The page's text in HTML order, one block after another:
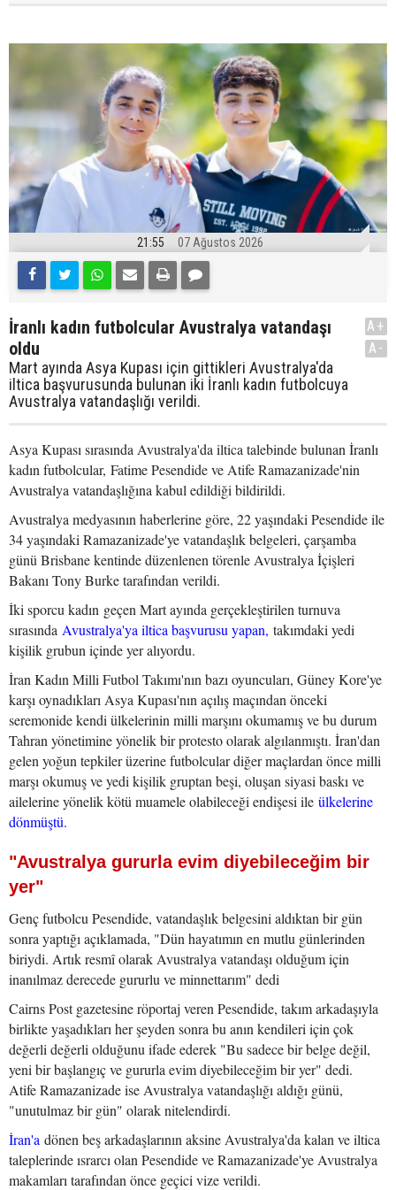
21:55 07 Ağustos 2026
İranlı kadın futbolcular Avustralya vatandaşı
oldu
Mart ayında Asya Kupası için gittikleri Avustralya'da
iltica başvurusunda bulunan iki İranlı kadın futbolcuya
Avustralya vatandaşlığı verildi.
A+
A-
Asya Kupası sırasında Avustralya'da iltica talebinde bulunan İranlı
kadın futbolcular, Fatime Pesendide ve Atife Ramazanizade'nin
Avustralya vatandaşlığına kabul edildiği bildirildi.
Avustralya medyasının haberlerine göre, 22 yaşındaki Pesendide ile
34 yaşındaki Ramazanizade'ye vatandaşlık belgeleri, çarşamba
günü Brisbane kentinde düzenlenen törenle Avustralya İçişleri
Bakanı Tony Burke tarafından verildi.
İki sporcu kadın geçen Mart ayında gerçekleştirilen turnuva
sırasında Avustralya'ya iltica başvurusu yapan, takımdaki yedi
kişilik grubun içinde yer alıyordu.
İran Kadın Milli Futbol Takımı'nın bazı oyuncuları, Güney Kore'ye
karşı oynadıkları Asya Kupası'nın açılış maçından önceki
seremonide kendi ülkelerinin milli marşını okumamış ve bu durum
Tahran yönetimine yönelik bir protesto olarak algılanmıştı. İran'dan
gelen yoğun tepkiler üzerine futbolcular diğer maçlardan önce milli
marşı okumuş ve yedi kişilik gruptan beşi, oluşan siyasi baskı ve
ailelerine yönelik kötü muamele olabileceği endişesi ile ülkelerine
dönmüştü.
"Avustralya gururla evim diyebileceğim bir
yer"
Genç futbolcu Pesendide, vatandaşlık belgesini aldıktan bir gün
sonra yaptığı açıklamada, "Dün hayatımın en mutlu günlerinden
biriydi. Artık resmî olarak Avustralya vatandaşı olduğum için
inanılmaz derecede gururlu ve minnettarım" dedi
Cairns Post gazetesine röportaj veren Pesendide, takım arkadaşıyla
birlikte yaşadıkları her şeyden sonra bu anın kendileri için çok
değerli değerli olduğunu ifade ederek "Bu sadece bir belge değil,
yeni bir başlangıç ve gururla evim diyebileceğim bir yer" dedi.
Atife Ramazanizade ise Avustralya vatandaşlığı aldığı günü,
"unutulmaz bir gün" olarak nitelendirdi.
İran'a dönen beş arkadaşlarının aksine Avustralya'da kalan ve iltica
taleplerinde ısrarcı olan Pesendide ve Ramazanizade'ye Avustralya
makamları tarafından önce geçici vize verildi.